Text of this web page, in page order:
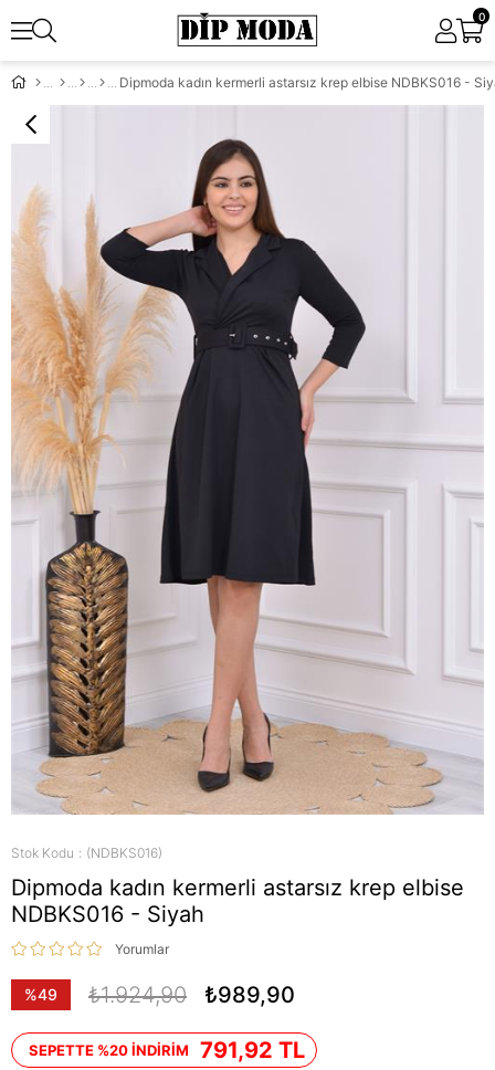
0
Dipmoda kadın kermerli astarsız krep elbise NDBKS016 -
Stok Kodu (NDBKS016)
Dipmoda kadın kermerli astarsız krep elbise
NDBKS016 - Siyah
Yorumlar
%49
₺1.924,90 ₺989,90
SEPETTE %20 İNDİRİM 791,92 TL